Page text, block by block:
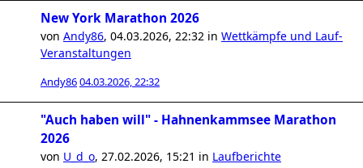
New York Marathon 2026
von Andy86, 04.03.2026, 22:32 in Wettkämpfe und Lauf-
Veranstaltungen
Andy8604.03.2026, 22:32
"Auch haben will" - Hahnenkammsee Marathon
2026
von U_d_o, 27.02.2026, 15:21 in Laufberichte